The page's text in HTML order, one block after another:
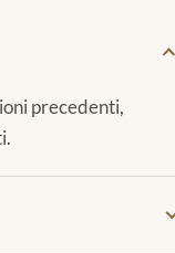
precedenti,